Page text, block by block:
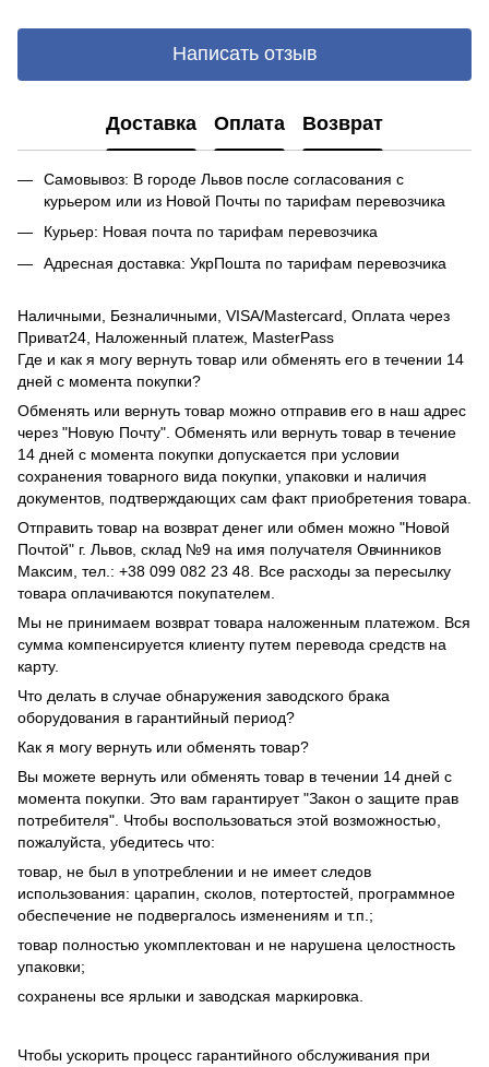
Написать отзыв
Доставка Оплата Возврат
Самовывоз: В городе Львов после согласования с
курьером или из Новой Почты по тарифам перевозчика
Курьер: Новая почта по тарифам перевозчика
Адресная доставка: УкрПошта по тарифам перевозчика
Наличными, Безналичными, VISA/Mastercard, Оплата через
Приват24, Наложенный платеж, MasterPass
Где и как я могу вернуть товар или обменять его в течении 14
дней с момента покупки?
Обменять или вернуть товар можно отправив его в наш адрес
через "Новую Почту". Обменять или вернуть товар в течение
14 дней с момента покупки допускается при условии
сохранения товарного вида покупки, упаковки и наличия
документов, подтверждающих сам факт приобретения товара.
Отправить товар на возврат денег или обмен можно "Новой
Почтой" г. Львов, склад №9 на имя получателя Овчинников
Максим, тел.: +38 099 082 23 48. Все расходы за пересылку
товара оплачиваются покупателем.
Мы не принимаем возврат товара наложенным платежом. Вся
сумма компенсируется клиенту путем перевода средств на
карту.
Что делать в случае обнаружения заводского брака
оборудования в гарантийный период?
Как я могу вернуть или обменять товар?
Вы можете вернуть или обменять товар в течении 14 дней с
момента покупки. Это вам гарантирует "Закон о защите прав
потребителя". Чтобы воспользоваться этой возможностью,
пожалуйста, убедитесь что:
товар, не был в употреблении и не имеет следов
использования: царапин, сколов, потертостей, программное
обеспечение не подвергалось изменениям и т.п.;
товар полностью укомплектован и не нарушена целостность
упаковки;
сохранены все ярлыки и заводская маркировка.
Чтобы ускорить процесс гарантийного обслуживания при